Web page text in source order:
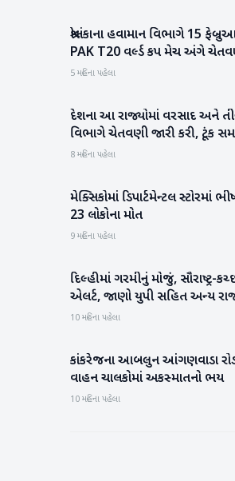
આંતરરાષ્ટ્રીય
શ્રીલંકાના હવામાન વિભાગે 15
PAK T20 વર્લ્ડ કપ મેચ અંગે
5 મહિના પહેલા
રાષ્ટ્રીય
દેશના આ રાજ્યોમાં વરસાદ અને
વિભાગે ચેતવણી જારી કરી, ટૂંક
8 મહિના પહેલા
આંતરરાષ્ટ્રીય
મેક્સિકોમાં ડિપાર્ટમેન્ટલ સ્ટોરમાં
23 લોકોના મોત
9 મહિના પહેલા
રાષ્ટ્રીય
દિલ્હીમાં ગરમીનું મોજું, સૌરાષ્ટ્ર-
એલર્ટ, જાણો યુપી સહિત અન્ય
10 મહિના પહેલા
બનાસકાંઠા
કાંકરેજના આબલુન આંગણવાડા રોડ
વાહન ચાલકોમાં અકસ્માતનો ભય
10 મહિના પહેલા